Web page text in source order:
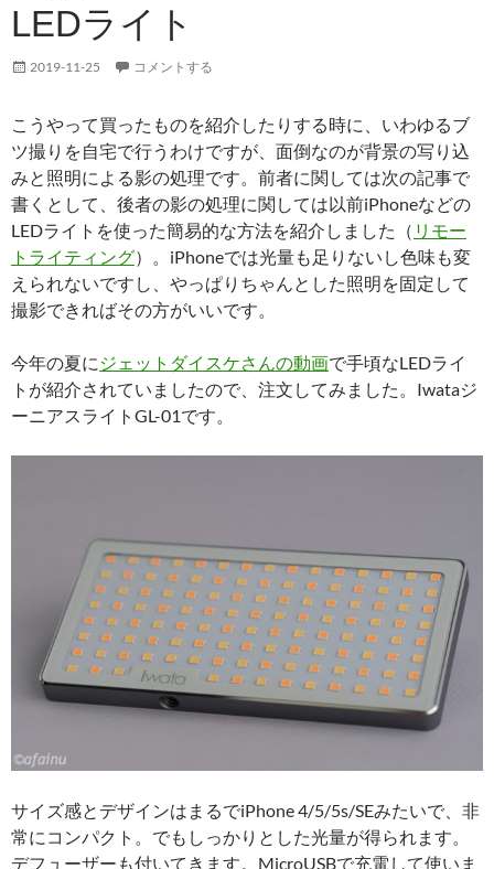
LEDライト
2019-11-25 コメントする
こうやって買ったものを紹介したりする時に、いわゆるブ
ツ撮りを自宅で行うわけですが、面倒なのが背景の写り込
みと照明による影の処理です。前者に関しては次の記事で
書くとして、後者の影の処理に関しては以前iPhoneなどの
LEDライトを使った簡易的な方法を紹介しました（ リモー
トライティング）。iPhoneでは光量も足りないし色味も変
えられないですし、やっぱりちゃんとした照明を固定して
撮影できればその方がいいです。
今年の夏に ジェットダイスケさんの動画で手頃なLEDライ
トが紹介されていましたので、注文してみました。Iwataジ
ーニアスライトGL-01です。
サイズ感とデザインはまるでiPhone 4/5/5s/SEみたいで、非
常にコンパクト。でもしっかりとした光量が得られます。
デフューザーも付いてきます。MicroUSBで充電して使いま